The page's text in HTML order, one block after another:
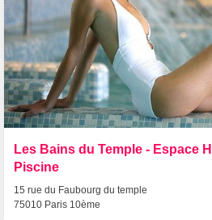
Les Bains du Temple - Espace
Piscine
15 rue du Faubourg du temple
75010 Paris 10ème